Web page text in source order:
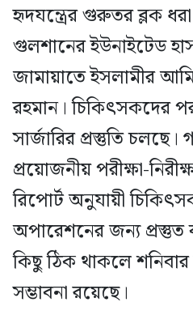
হৃদযন্ত্রের গুরুতর ব্লক
গুলশানের ইউনাইটেড
জামায়াতে ইসলামীর
রহমান। চিকিৎসকদের
সার্জারির প্রস্তুতি
প্রয়োজনীয় পরীক্ষা-
রিপোর্ট অনুযায়ী
অপারেশনের জন্য
কিছু ঠিক থাকলে শনিবার
সম্ভাবনা রয়েছে।